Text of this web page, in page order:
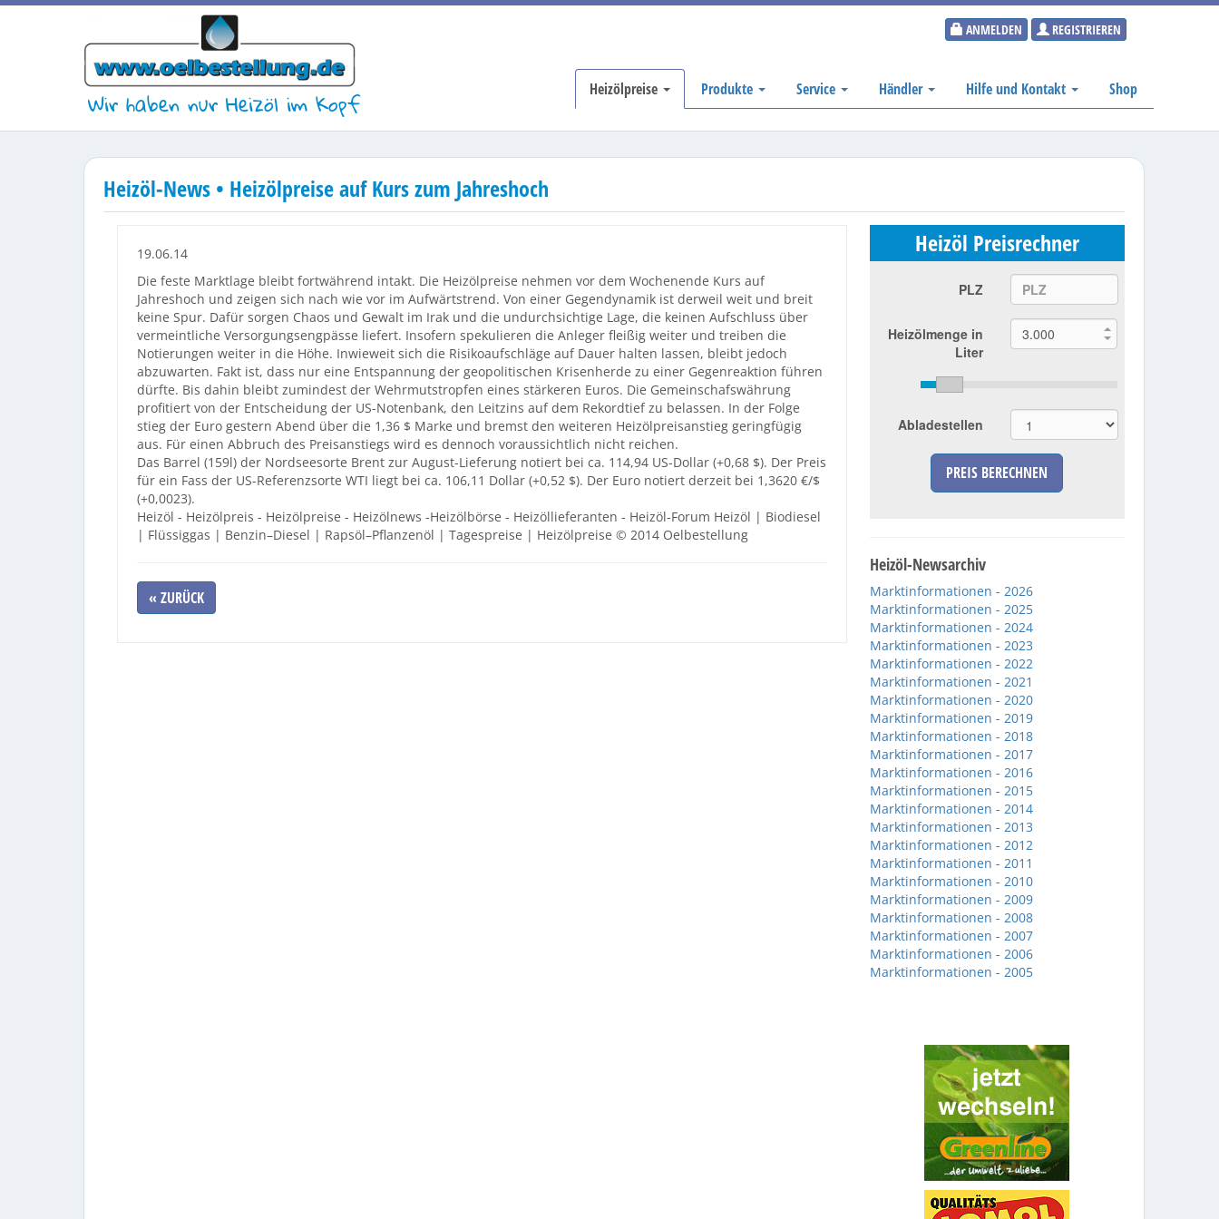
Wir haben nur Heizöl im Kopf
ANMELDEN REGISTRIEREN
Heizölpreise Produkte Service Händler Hilfe und Kontakt Shop
Heizöl-News • Heizölpreise auf Kurs zum Jahreshoch
19.06.14
Die feste Marktlage bleibt fortwährend intakt. Die Heizölpreise nehmen vor dem Wochenende Kurs auf
Jahreshoch und zeigen sich nach wie vor im Aufwärtstrend. Von einer Gegendynamik ist derweil weit und breit
keine Spur. Dafür sorgen Chaos und Gewalt im Irak und die undurchsichtige Lage, die keinen Aufschluss über
vermeintliche Versorgungsengpässe liefert. Insofern spekulieren die Anleger fleißig weiter und treiben die
Notierungen weiter in die Höhe. Inwieweit sich die Risikoaufschläge auf Dauer halten lassen, bleibt jedoch
abzuwarten. Fakt ist, dass nur eine Entspannung der geopolitischen Krisenherde zu einer Gegenreaktion führen
dürfte. Bis dahin bleibt zumindest der Wehrmutstropfen eines stärkeren Euros. Die Gemeinschafswährung
profitiert von der Entscheidung der US-Notenbank, den Leitzins auf dem Rekordtief zu belassen. In der Folge
stieg der Euro gestern Abend über die 1,36 $ Marke und bremst den weiteren Heizölpreisanstieg geringfügig
aus. Für einen Abbruch des Preisanstiegs wird es dennoch voraussichtlich nicht reichen.
Das Barrel (159l) der Nordseesorte Brent zur August-Lieferung notiert bei ca. 114,94 US-Dollar (+0,68 $). Der Preis
für ein Fass der US-Referenzsorte WTI liegt bei ca. 106,11 Dollar (+0,52 $). Der Euro notiert derzeit bei 1,3620 €/$
(+0,0023).
Heizöl - Heizölpreis - Heizölpreise - Heizölnews -Heizölbörse - Heizöllieferanten - Heizöl-Forum Heizöl | Biodiesel
| Flüssiggas | Benzin–Diesel | Rapsöl–Pflanzenöl | Tagespreise | Heizölpreise © 2014 Oelbestellung
« ZURÜCK
Heizöl Preisrechner
PLZ
Heizölmenge in
Liter
Abladestellen
PREIS BERECHNEN
Heizöl-Newsarchiv
Marktinformationen - 2026
Marktinformationen - 2025
Marktinformationen - 2024
Marktinformationen - 2023
Marktinformationen - 2022
Marktinformationen - 2021
Marktinformationen - 2020
Marktinformationen - 2019
Marktinformationen - 2018
Marktinformationen - 2017
Marktinformationen - 2016
Marktinformationen - 2015
Marktinformationen - 2014
Marktinformationen - 2013
Marktinformationen - 2012
Marktinformationen - 2011
Marktinformationen - 2010
Marktinformationen - 2009
Marktinformationen - 2008
Marktinformationen - 2007
Marktinformationen - 2006
Marktinformationen - 2005